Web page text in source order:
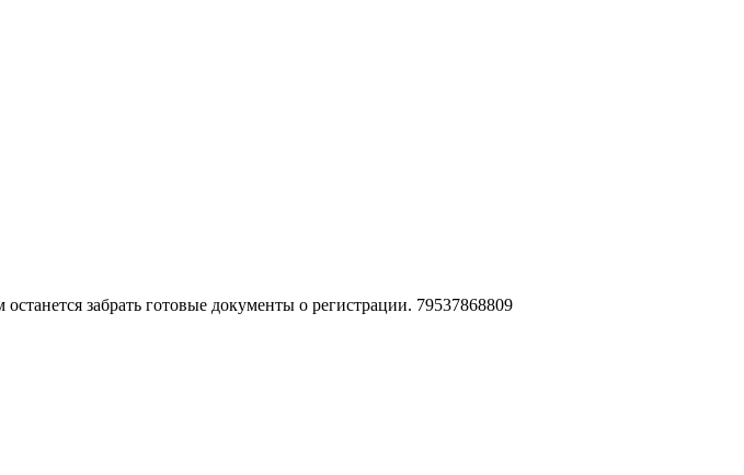
забрать готовые документы о регистрации. 79537868809